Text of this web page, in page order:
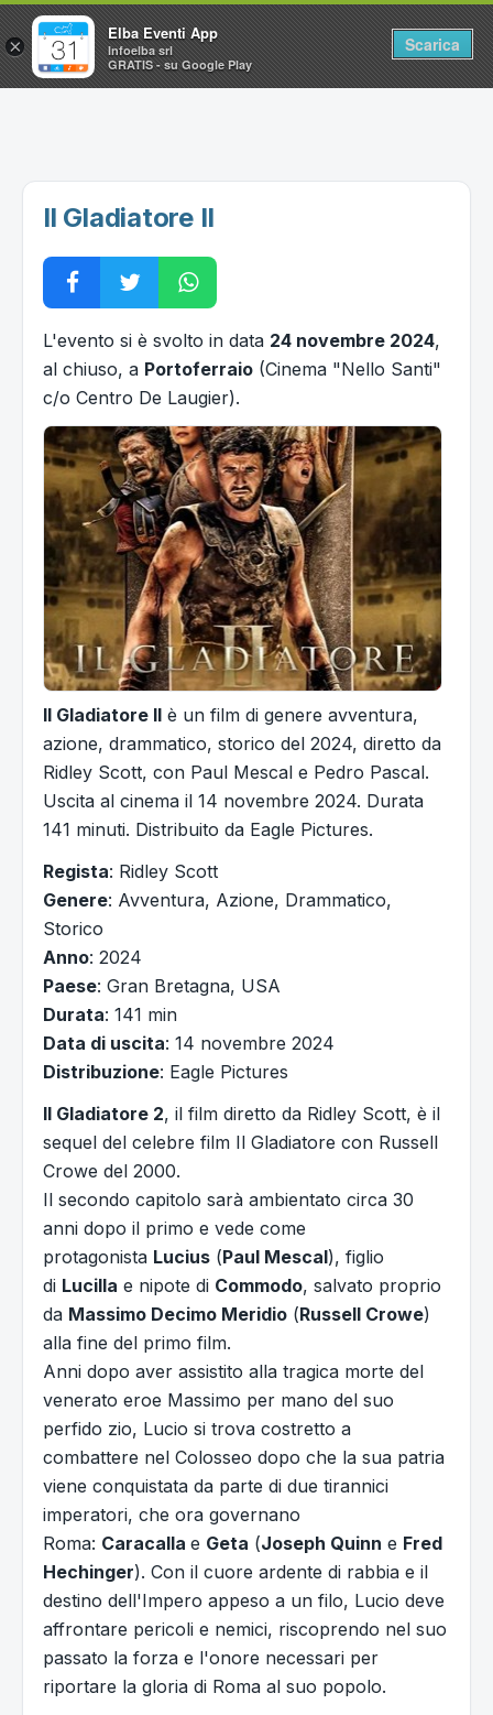
Home
Vacanze all'Isola d'Elba
Il Gladiatore II
L'evento si è svolto in data 24 novembre 2024,
al chiuso, a Portoferraio (Cinema "Nello Santi"
c/o Centro De Laugier).
Il Gladiatore II è un film di genere avventura,
azione, drammatico, storico del 2024, diretto da
Ridley Scott, con Paul Mescal e Pedro Pascal.
Uscita al cinema il 14 novembre 2024. Durata
141 minuti. Distribuito da Eagle Pictures.
Regista: Ridley Scott
Genere: Avventura, Azione, Drammatico,
Storico
Anno: 2024
Paese: Gran Bretagna, USA
Durata: 141 min
Data di uscita: 14 novembre 2024
Distribuzione: Eagle Pictures
Il Gladiatore 2, il film diretto da Ridley Scott, è il
sequel del celebre film Il Gladiatore con Russell
Crowe del 2000.
Il secondo capitolo sarà ambientato circa 30
anni dopo il primo e vede come
protagonista Lucius (Paul Mescal), figlio
di Lucilla e nipote di Commodo, salvato proprio
da Massimo Decimo Meridio (Russell Crowe)
alla fine del primo film.
Anni dopo aver assistito alla tragica morte del
venerato eroe Massimo per mano del suo
perfido zio, Lucio si trova costretto a
combattere nel Colosseo dopo che la sua patria
viene conquistata da parte di due tirannici
imperatori, che ora governano
Roma: Caracalla e Geta (Joseph Quinn e Fred
Hechinger). Con il cuore ardente di rabbia e il
destino dell'Impero appeso a un filo, Lucio deve
affrontare pericoli e nemici, riscoprendo nel suo
passato la forza e l'onore necessari per
riportare la gloria di Roma al suo popolo.
×
Elba Eventi App
Infoelba srl
GRATIS - su Google Play
Scarica